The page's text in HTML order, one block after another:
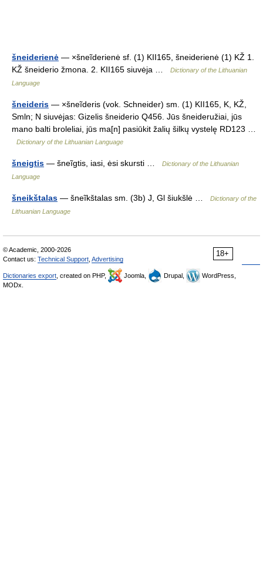
šneiderienė — ×šneĩderienė sf. (1) KII165, šneiderienė (1) KŽ 1.
KŽ šneiderio žmona. 2. KII165 siuvėja …
Dictionary of the Lithuanian
Language
šneideris — ×šneĩderis (vok. Schneider) sm. (1) KII165, K, KŽ,
Smln; N siuvėjas: Gizelis šneiderio Q456. Jūs šneideružiai, jūs
mano balti broleliai, jūs ma[n] pasiūkit žalių šilkų vystelę RD123 …
Dictionary of the Lithuanian Language
šneigtis — šneĩgtis, iasi, ėsi skursti …
Dictionary of the Lithuanian
Language
šneikštalas — šneĩkštalas sm. (3b) J, Gl šiukšlė …
Dictionary of the
Lithuanian Language
18+
© Academic, 2000-2026
Contact us: Technical Support Advertising
Dictionaries export , created on PHP, Joomla, Drupal,
WordPress,
MODx.